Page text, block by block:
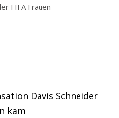
FIFA Frauen-
Davis Schneider
kam